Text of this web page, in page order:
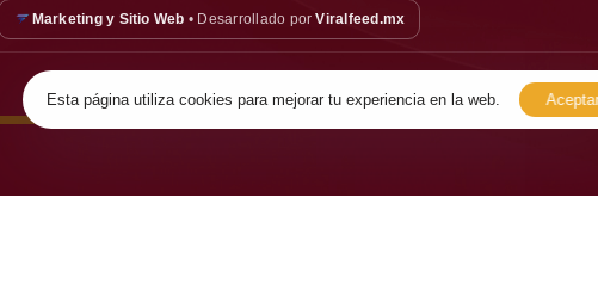
Marketing y Sitio Web • Desarrollado porViralfeed.mx
Esta página utiliza cookies para mejorar tu experiencia en la web.